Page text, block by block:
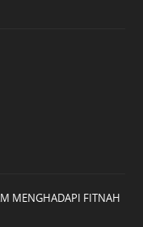
MENGHADAPI FITNAH